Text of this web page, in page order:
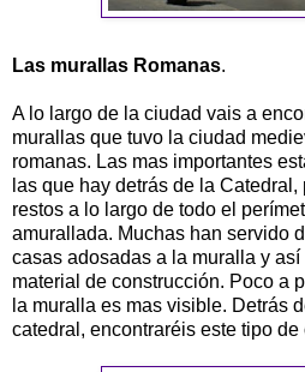
Las murallas Romanas.
A lo largo de la ciudad vais a
murallas que tuvo la ciudad
romanas. Las mas importantes
las que hay detrás de la
restos a lo largo de todo el
amurallada. Muchas han servido
casas adosadas a la muralla y
material de construcción. Poco a
la muralla es mas visible. Detrás
catedral, encontraréis este tipo